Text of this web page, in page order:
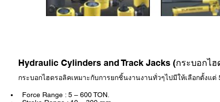
Hydraulic Cylinders and Track Jacks (กระบอกไ
กระบอกไฮดรอลิคเหมาะกับการยกชิ้นงานงานทั่วๆไปมีให้เลือกตั้งแต่
Force Range : 5 – 600 TON.